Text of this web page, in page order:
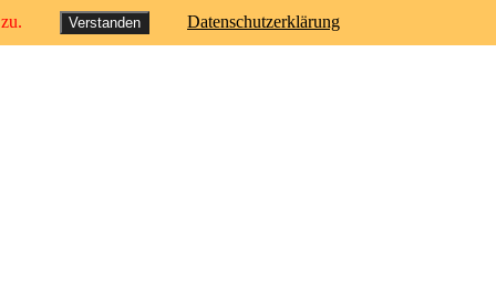
Verstanden Datenschutzerklärung